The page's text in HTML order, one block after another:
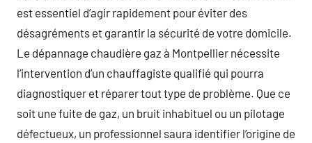
est essentiel d’agir rapidement pour éviter des
désagréments et garantir la sécurité de votre domicile.
Le dépannage chaudière gaz à Montpellier nécessite
l’intervention d’un chauffagiste qualifié qui pourra
diagnostiquer et réparer tout type de problème. Que ce
soit une fuite de gaz, un bruit inhabituel ou un pilotage
défectueux, un professionnel saura identifier l’origine de